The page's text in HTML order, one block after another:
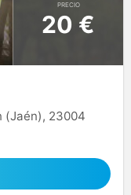
PRECIO
20 €
(Jaén), 23004